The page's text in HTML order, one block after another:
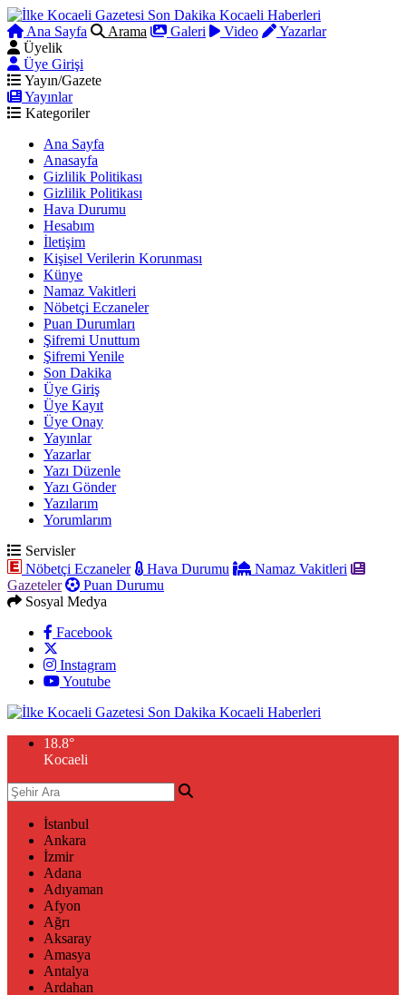
Ana Sayfa Arama Galeri Video
Yazarlar
Üyelik
Üye Girişi
Yayın/Gazete
Yayınlar
Kategoriler
Ana Sayfa
Anasayfa
Gizlilik Politikası
Gizlilik Politikası
Hava Durumu
Hesabım
İletişim
Kişisel Verilerin Korunması
Künye
Namaz Vakitleri
Nöbetçi Eczaneler
Puan Durumları
Şifremi Unuttum
Şifremi Yenile
Son Dakika
Üye Giriş
Üye Kayıt
Üye Onay
Yayınlar
Yazarlar
Yazı Düzenle
Yazı Gönder
Yazılarım
Yorumlarım
Servisler
Nöbetçi Eczaneler
Hava Durumu
Namaz Vakitleri
Gazeteler
Puan Durumu
Sosyal Medya
Facebook
Instagram
Youtube
18.8°
Kocaeli
İstanbul
Ankara
İzmir
Adana
Adıyaman
Afyon
Ağrı
Aksaray
Amasya
Antalya
Ardahan